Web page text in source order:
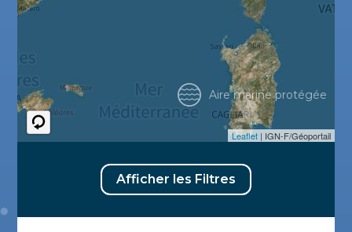
Leaflet | IGN-F/Géoportail
Aire marine protégée
Afficher les Filtres